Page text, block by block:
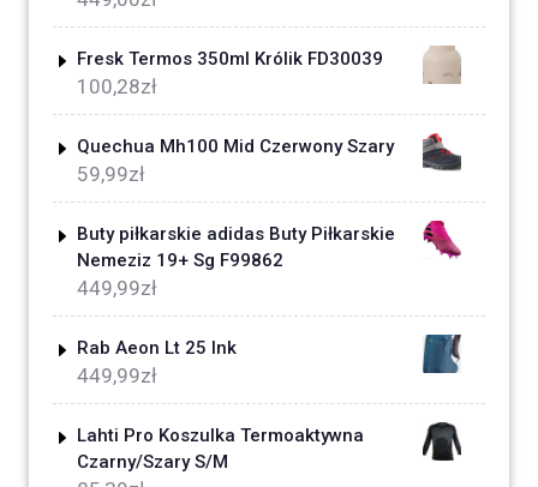
Fresk Termos 350ml Królik FD30039
100,28zł
Quechua Mh100 Mid Czerwony Szary
59,99zł
Buty piłkarskie adidas Buty Piłkarskie
Nemeziz 19+ Sg F99862
449,99zł
Rab Aeon Lt 25 Ink
449,99zł
Lahti Pro Koszulka Termoaktywna
Czarny/Szary S/M